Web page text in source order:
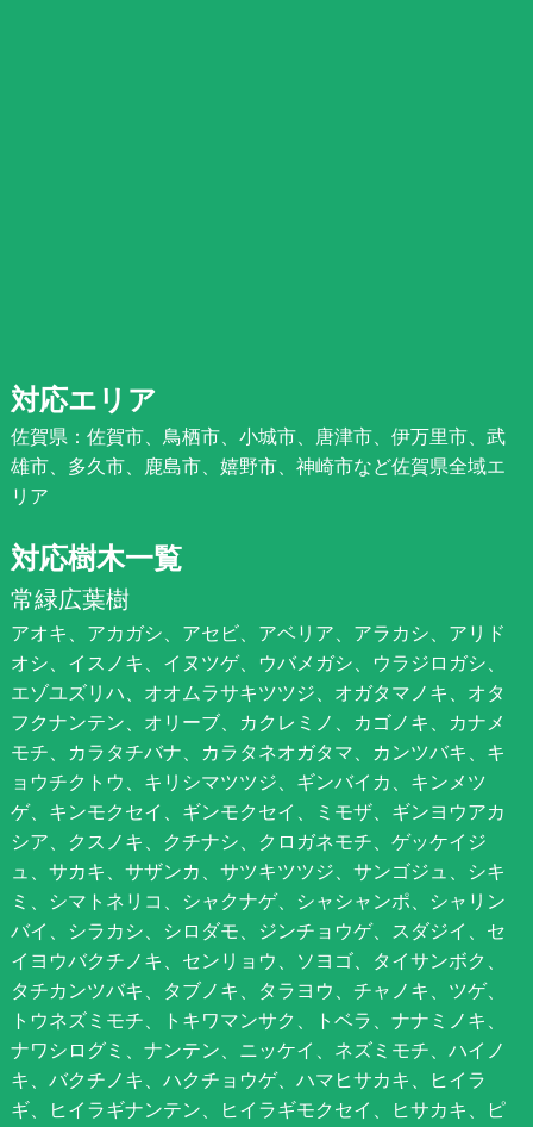
対応エリア
佐賀県：佐賀市、鳥栖市、小城市、唐津市、伊万里市、武
雄市、多久市、鹿島市、嬉野市、神崎市など佐賀県全域エ
リア
対応樹木一覧
常緑広葉樹
アオキ、アカガシ、アセビ、アベリア、アラカシ、アリド
オシ、イスノキ、イヌツゲ、ウバメガシ、ウラジロガシ、
エゾユズリハ、オオムラサキツツジ、オガタマノキ、オタ
フクナンテン、オリーブ、カクレミノ、カゴノキ、カナメ
モチ、カラタチバナ、カラタネオガタマ、カンツバキ、キ
ョウチクトウ、キリシマツツジ、ギンバイカ、キンメツ
ゲ、キンモクセイ、ギンモクセイ、ミモザ、ギンヨウアカ
シア、クスノキ、クチナシ、クロガネモチ、ゲッケイジ
ュ、サカキ、サザンカ、サツキツツジ、サンゴジュ、シキ
ミ、シマトネリコ、シャクナゲ、シャシャンポ、シャリン
バイ、シラカシ、シロダモ、ジンチョウゲ、スダジイ、セ
イヨウバクチノキ、センリョウ、ソヨゴ、タイサンボク、
タチカンツバキ、タブノキ、タラヨウ、チャノキ、ツゲ、
トウネズミモチ、トキワマンサク、トベラ、ナナミノキ、
ナワシログミ、ナンテン、ニッケイ、ネズミモチ、ハイノ
キ、バクチノキ、ハクチョウゲ、ハマヒサカキ、ヒイラ
ギ、ヒイラギナンテン、ヒイラギモクセイ、ヒサカキ、ピ